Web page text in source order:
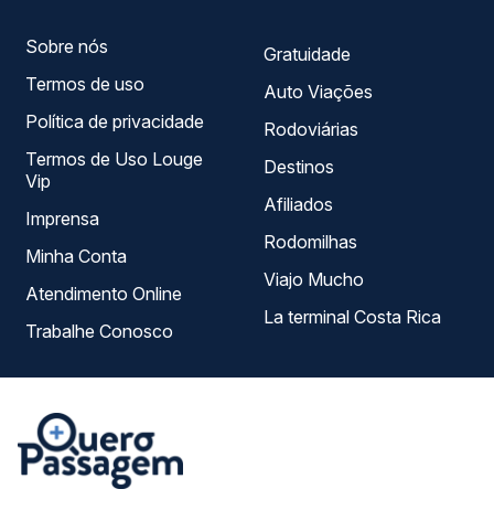
Sobre nós
Termos de uso
Política de privacidade
Termos de Uso Louge
Vip
Imprensa
Minha Conta
Atendimento Online
Trabalhe Conosco
Gratuidade
Auto Viações
Rodoviárias
Destinos
Afiliados
Rodomilhas
Viajo Mucho
La terminal Costa Rica